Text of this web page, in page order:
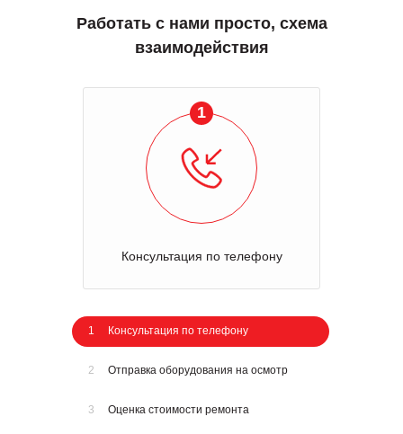
Работать с нами просто, схема
взаимодействия
1
Консультация по телефону
1 Консультация по телефону
2 Отправка оборудования на осмотр
3 Оценка стоимости ремонта